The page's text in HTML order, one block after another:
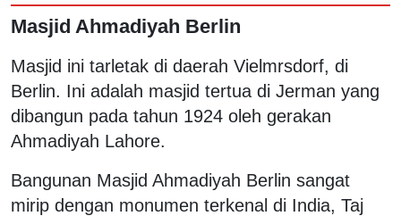
Masjid Ahmadiyah Berlin
Masjid ini tarletak di daerah Vielmrsdorf, di
Berlin. Ini adalah masjid tertua di Jerman yang
dibangun pada tahun 1924 oleh gerakan
Ahmadiyah Lahore.
Bangunan Masjid Ahmadiyah Berlin sangat
mirip dengan monumen terkenal di India, Taj